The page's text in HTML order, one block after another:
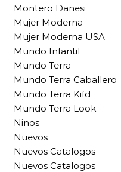
Montero Danesi
Mujer Moderna
Mujer Moderna USA
Mundo Infantil
Mundo Terra
Mundo Terra Caballero
Mundo Terra Kifd
Mundo Terra Look
Ninos
Nuevos
Nuevos Catalogos
Nuevos Catalogos